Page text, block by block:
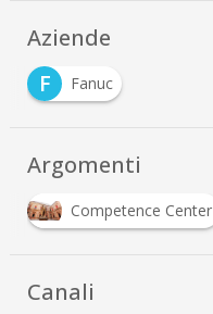
Aziende
F
Fanuc
Argomenti
Competence Center
Canali